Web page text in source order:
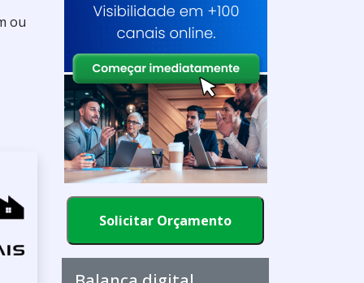
ou
Solicitar Orçamento